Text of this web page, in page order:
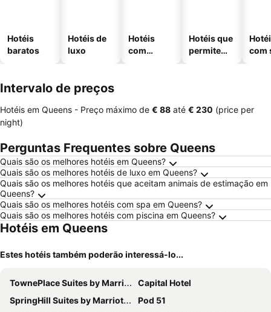
Hotéis
baratos
Hotéis de
luxo
Hotéis
com
Hotéis que
permitem
com
Intervalo de preços
Hotéis em Queens - Preço máximo de ‎€ 88 até ‎€ 230 (price per
night)
Perguntas Frequentes sobre Queens
Quais são os melhores hotéis em Queens?
Quais são os melhores hotéis de luxo em Queens?
Quais são os melhores hotéis que aceitam animais de estimação em
Queens?
Quais são os melhores hotéis com spa em Queens?
Quais são os melhores hotéis com piscina em Queens?
Hotéis em Queens
Estes hotéis também poderão interessá-lo...
TownePlace Suites by Marriott New York Long Island City/Manhattan View
Capital Hotel
SpringHill Suites by Marriott New York Queens
Pod 51